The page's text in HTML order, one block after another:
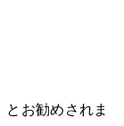
とお勧めされま